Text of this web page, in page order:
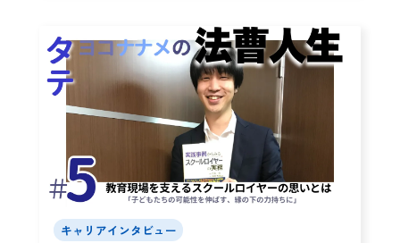
キャリアインタビュー